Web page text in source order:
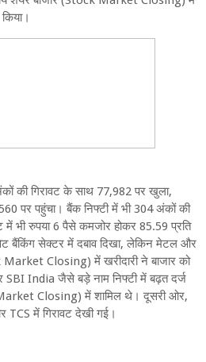
की गिरावट के साथ 77,982 पर खुला,
पर पहुंचा। बैंक निफ्टी में भी 304 अंकों की
में भी रुपया 6 पैसे कमजोर होकर 85.59 प्रति
बैंकिंग सेक्टर में दबाव दिखा, लेकिन मेटल और
Closing) में खरीदारी ने बाजार को
India जैसे बड़े नाम निफ्टी में बढ़त दर्ज
Closing) में शामिल थे। दूसरी ओर,
में गिरावट देखी गई।